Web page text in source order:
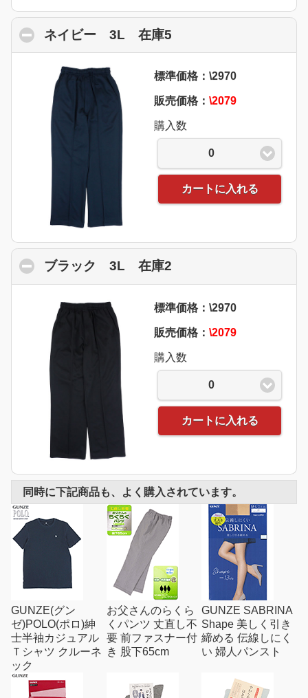
ネイビー 3L 在庫5
標準価格：\2970
販売価格： \2079
購入数
0
カートに入れる
ブラック 3L 在庫2
標準価格：\2970
販売価格： \2079
購入数
0
カートに入れる
同時に下記商品も、よく購入されています。
GUNZE(グン
ゼ)POLO(ポロ)紳
士半袖カジュアル
Ｔシャツ クルーネ
ック
お父さんのらくら
くパンツ 丈直し不
要 前ファスナー付
き 股下65cm
GUNZE SABRINA
Shape 美しく引き
締める 伝線しにく
い 婦人パンスト